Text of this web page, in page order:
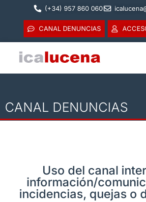
(+34) 957 860 060
CANAL DENUNCIAS
CANAL DENUNCIAS
Uso del canal
información/
incidencias, quejas o